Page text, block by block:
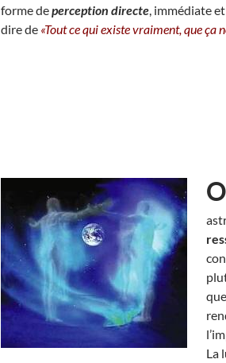
forme deperception directe, immédiate
dire de «Tout ce qui existe vraiment, que ça
O
La